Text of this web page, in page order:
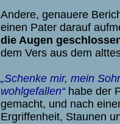
Andere, genauere
einen Pater darauf
die Augen
dem Vers aus dem
„Schenke mir, mein
wohlgefallen“ habe der
gemacht, und nach
Ergriffenheit, Staunen